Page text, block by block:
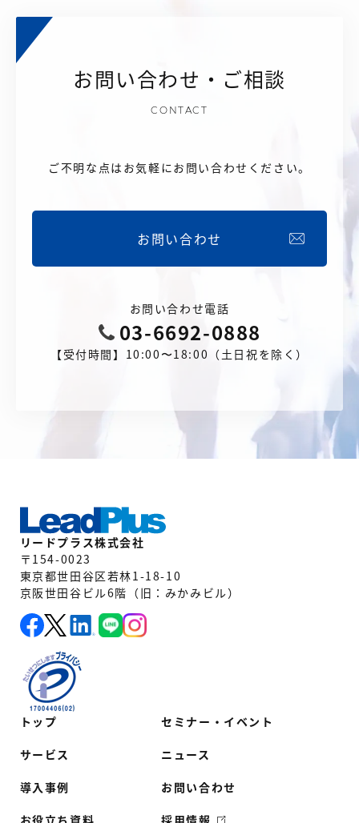
お問い合わせ・ご相談
CONTACT
ご不明な点はお気軽にお問い合わせください。
お問い合わせ
お問い合わせ電話
03-6692-0888
【受付時間】10:00〜18:00（土日祝を除く）
トップ
サービス
導入事例
セミナー・イベント
ニュース
お問い合わせ
リードプラス株式会社
〒154-0023
東京都世田谷区若林1-18-10
京阪世田谷ビル6階（旧：みかみビル）